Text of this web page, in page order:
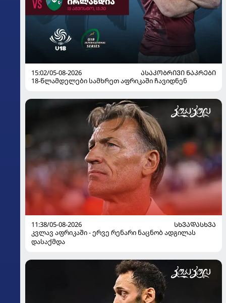
15:02/05-08-2026
ᲐᲡᲐᲙᲝᲑᲠᲘᲕᲘ ᲜᲐᲙᲠᲔᲑᲘ
18-წლამდელები სამხრეთ აფრიკაში ჩავიდნენ
11:38/05-08-2026
ᲡᲮᲕᲐᲓᲐᲡᲮᲕᲐ
კვლავ აფრიკაში - ერვე რენარი ნაცნობ ადგილას
დასაქმდა